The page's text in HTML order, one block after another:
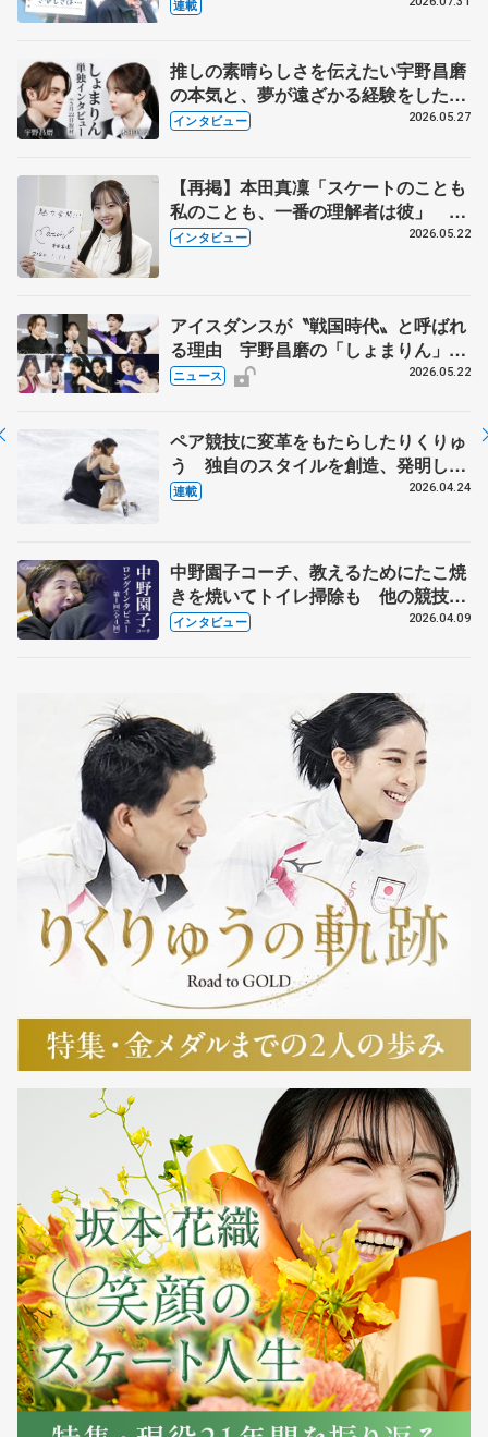
連載
推しの素晴らしさを伝えたい宇野昌磨
の本気と、夢が遠ざかる経験をした本
田真凜の覚悟
インタビュー 2026.05.27
【再掲】本田真凜「スケートのことも
私のことも、一番の理解者は彼」 引
退時の単独インタビューで語った競技
インタビュー 2026.05.22
アイスダンスが〝戦国時代〟と呼ばれ
る理由 宇野昌磨の「しょまりん」ら
実力者が相次いで参戦 国内の競争激
ニュース 2026.05.22
ペア競技に変革をもたらしたりくりゅ
う 独自のスタイルを創造、発明した
【引退発表後②】
連載 2026.04.24
中野園子コーチ、教えるためにたこ焼
きを焼いてトイレ掃除も 他の競技に
も通用するという坂本花織の筋肉
インタビュー 2026.04.09